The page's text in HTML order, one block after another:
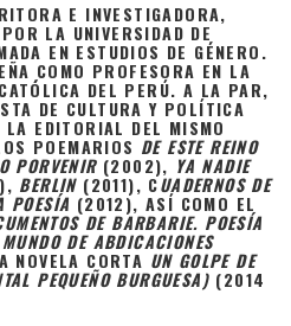
E INVESTIGADORA,
LA UNIVERSIDAD DE
EN ESTUDIOS DE GÉNERO.
COMO PROFESORA EN LA
DEL PERÚ. A LA PAR,
DE CULTURA Y POLÍTICA
LA EDITORIAL DEL MISMO
POEMARIOS DE ESTE REINO
PORVENIR(2002), YA NADIE
BERLIN(2011), CUADERNOS DE
POESÍA (2012), ASÍ COMO EL
DE BARBARIE. POESÍA
DE ABDICACIONES
NOVELA CORTA UN GOLPE DE
PEQUEÑO BURGUESA) (2014